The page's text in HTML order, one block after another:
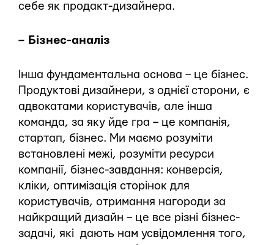
себе як продакт-дизайнера.
– Бізнес-аналіз
Інша фундаментальна основа – це бізнес.
Продуктові дизайнери, з однієї сторони, є
адвокатами користувачів, але інша
команда, за яку йде гра – це компанія,
стартап, бізнес. Ми маємо розуміти
встановлені межі, розуміти ресурси
компанії, бізнес-завдання: конверсія,
кліки, оптимізація сторінок для
користувачів, отримання нагороди за
найкращий дизайн – це все різні бізнес-
задачі, які дають нам усвідомлення того,